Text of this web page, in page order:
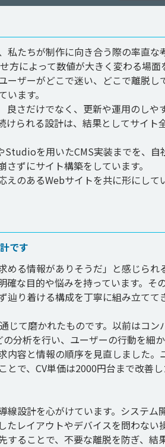
私たちが制作に向き合う際の率直な
方によって数値が大きく変わる場面
ーザーがどこで迷い、どこで離脱し
ます。
良さだけでなく、更新や運用のしや
けられる設計は、結果としてサイト
Studioを用いたCMS実装までを、自
ずにサイト構築をしています。
のあるWebサイトを共に形にして
です
める情報がありそうだ」と感じられ
な目的や悩みを持っています。そ
り着ける構成を丁寧に組み立てて
じて磨かれたものです。以前はコン
分析を行い、ユーザーの行動を細
内容と情報の順序を見直しました。
で、CV単価は2000円台まで改善
線設計を心がけています。システム
たレイアウトやデバイスを問わない
ることで、不要な離脱を防ぎ、結